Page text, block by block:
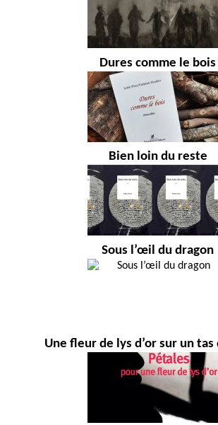
Dures comme le bois
Bien loin du reste
Sous l’œil du dragon
Une fleur de lys d’or sur un